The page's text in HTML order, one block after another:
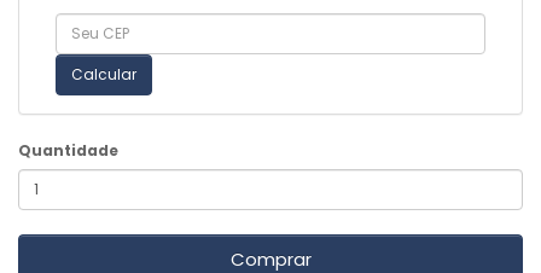
Calcular
Quantidade
Comprar